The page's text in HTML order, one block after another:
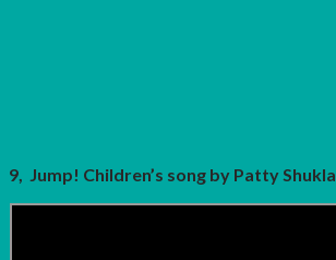
9, Jump! Children’s song by Patty Shukla